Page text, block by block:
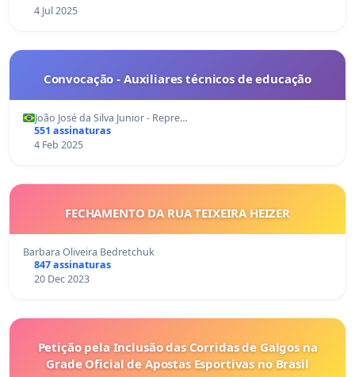
4 Jul 2025
Convocação - Auxiliares técnicos de educação
João José da Silva Junior - Repre…
551 assinaturas
4 Feb 2025
FECHAMENTO DA RUA TEIXEIRA HEIZER
Barbara Oliveira Bedretchuk
847 assinaturas
20 Dec 2023
Petição pela Inclusão das Corridas de Galgos na
Grade Oficial de Apostas Esportivas no Brasil